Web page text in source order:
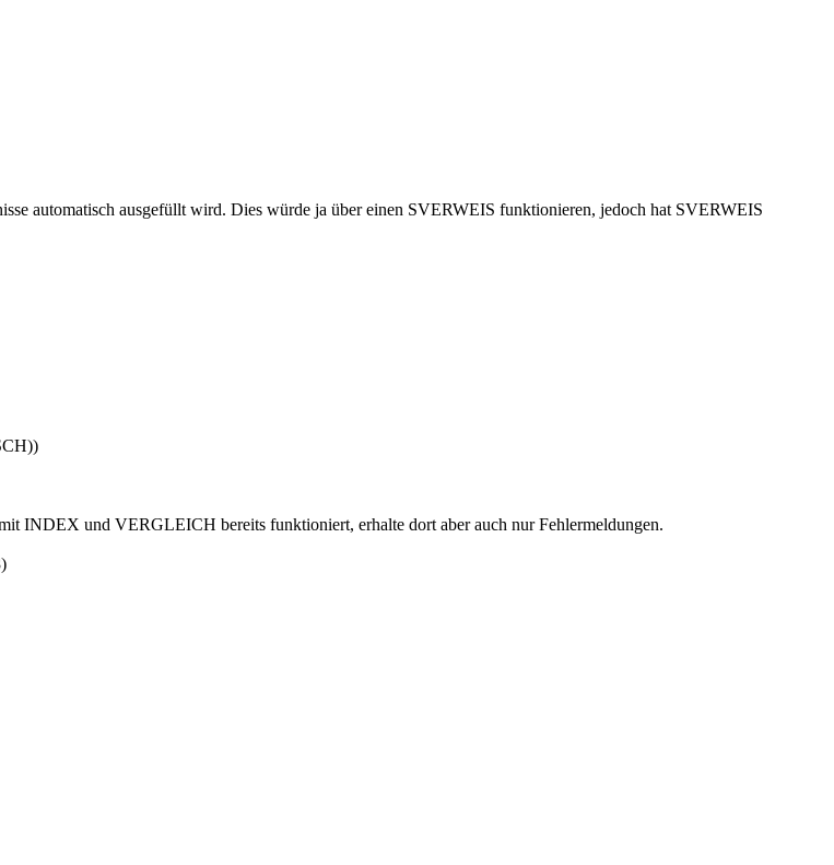
automatisch ausgefüllt wird. Dies würde ja über einen SVERWEIS funktionieren, jedoch hat SVERWEIS
INDEX und VERGLEICH bereits funktioniert, erhalte dort aber auch nur Fehlermeldungen.